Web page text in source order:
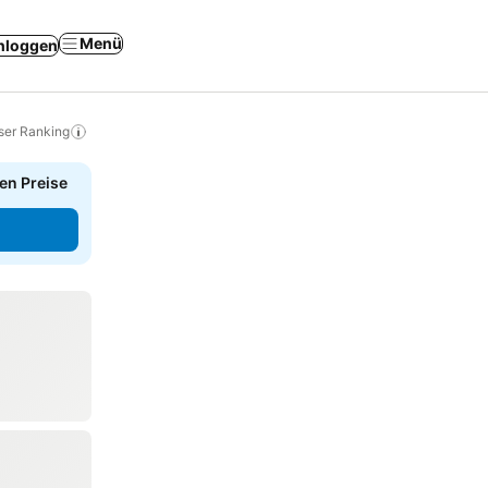
Menü
Ranking
Preise